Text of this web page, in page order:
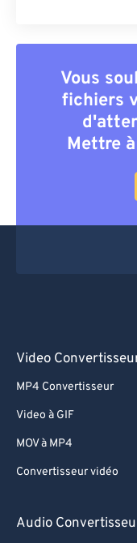
Vous
fichiers
Mettre
Video
MP4 Convertisseur
Video à GIF
MOV à MP4
Convertisseur vidéo
Audio